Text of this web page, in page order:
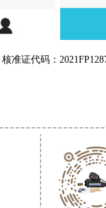
核准证代码：